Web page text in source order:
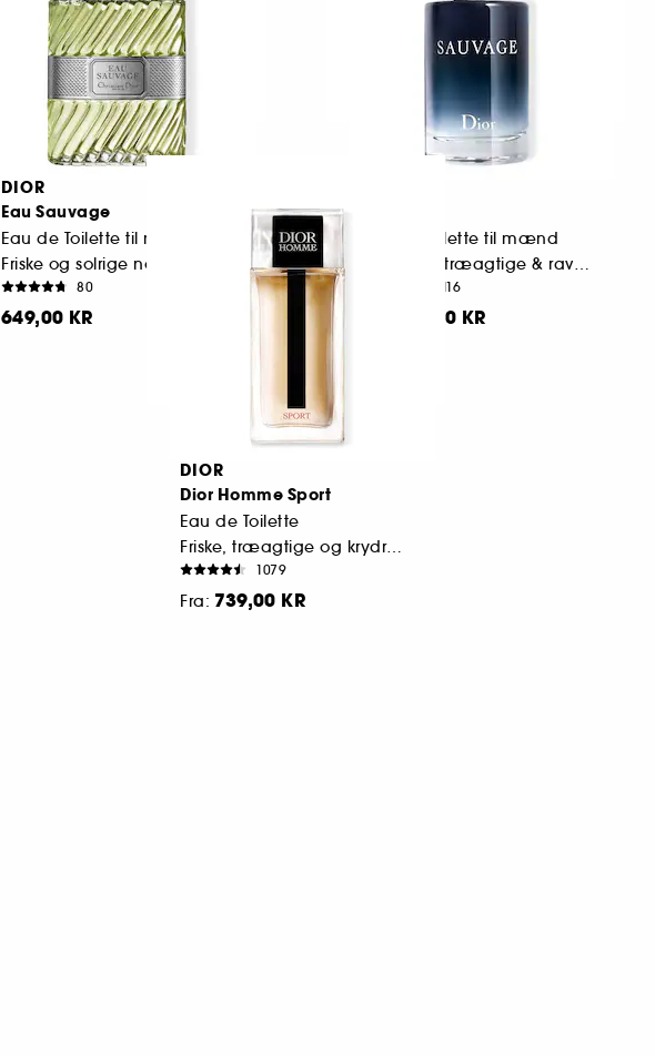
DIOR
Eau Sauvage
Eau de Toilette til mænd
Friske og solrige noter
80
649,00 KR
Eau de Toilette til mænd
Krydrede, træagtige & ravinspirerede noter
1116
589,00 KR
DIOR
Dior Homme Sport
Eau de Toilette
Friske, træagtige og krydrede noter
1079
Fra: 739,00 KR